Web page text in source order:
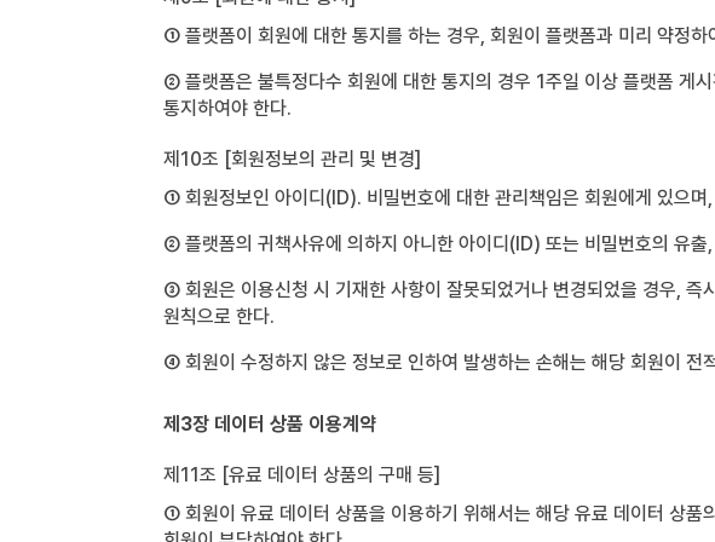
① 플랫폼이 회원에 대한 통지를 하는 경우, 회원이 플랫폼과 미리 약정
② 플랫폼은 불특정다수 회원에 대한 통지의 경우 1주일 이상 플랫폼 게
통지하여야 한다.
제10조 [회원정보의 관리 및 변경]
① 회원정보인 아이디(ID). 비밀번호에 대한 관리책임은 회원에게 있으
② 플랫폼의 귀책사유에 의하지 아니한 아이디(ID) 또는 비밀번호의 유
③ 회원은 이용신청 시 기재한 사항이 잘못되었거나 변경되었을 경우,
원칙으로 한다.
④ 회원이 수정하지 않은 정보로 인하여 발생하는 손해는 해당 회원이
제3장 데이터 상품 이용계약
제11조 [유료 데이터 상품의 구매 등]
① 회원이 유료 데이터 상품을 이용하기 위해서는 해당 유료 데이터 상